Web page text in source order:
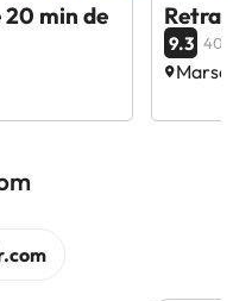
min de
9.3 40